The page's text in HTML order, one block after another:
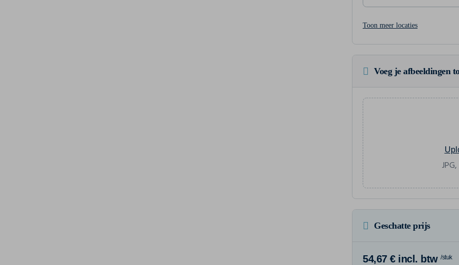
Toon meer locaties
Voeg je afbeeldingen
Geschatte prijs
54,67 € incl. btw /stuk